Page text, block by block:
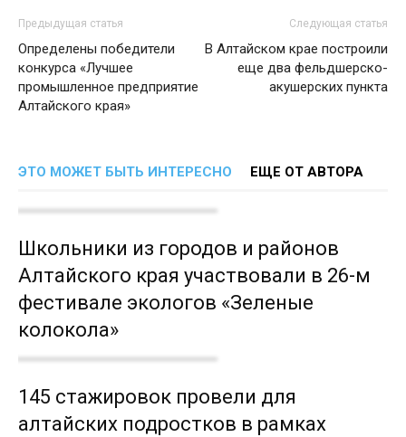
Предыдущая статья
Определены победители
конкурса «Лучшее
промышленное предприятие
Алтайского края»
Следующая статья
В Алтайском крае построили
еще два фельдшерско-
акушерских пункта
ЭТО МОЖЕТ БЫТЬ ИНТЕРЕСНО ЕЩЕ ОТ АВТОРА
Школьники из городов и районов
Алтайского края участвовали в 26-м
фестивале экологов «Зеленые
колокола»
145 стажировок провели для
алтайских подростков в рамках